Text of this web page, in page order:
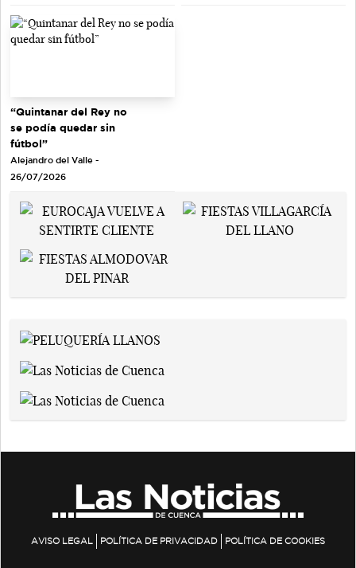
“Quintanar del Rey no
se podía quedar sin
fútbol”
Alejandro del Valle -
26/07/2026
AVISO LEGAL POLÍTICA DE PRIVACIDAD POLÍTICA DE COOKIES